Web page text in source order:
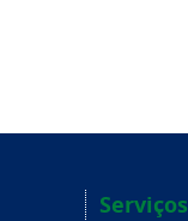
Serviços